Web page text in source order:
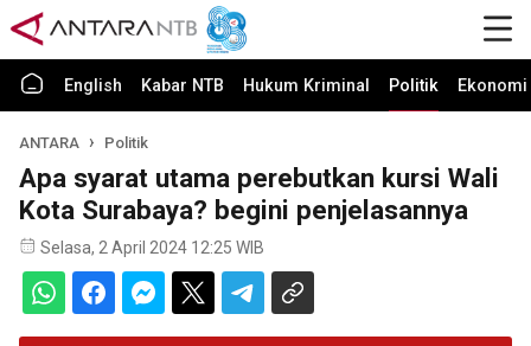
English Kabar NTB Hukum Kriminal Politik
ANTARA Politik
Apa syarat utama perebutkan kursi Wali
Kota Surabaya? begini penjelasannya
Selasa, 2 April 2024 12:25 WIB